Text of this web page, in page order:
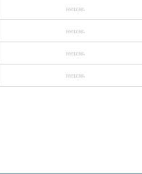
неизв.
неизв.
неизв.
неизв.